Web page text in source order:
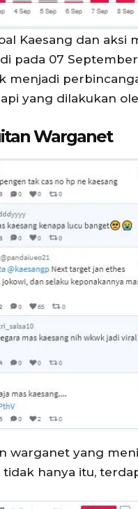
Kaesang dan
pada 07
menjadi
yang dilakukan
Warganet
warganet yang
tidak hanya itu,